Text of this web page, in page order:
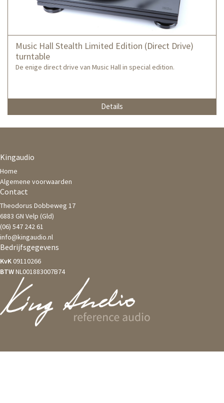
Music Hall Stealth Limited Edition (Direct Drive)
turntable
De enige direct drive van Music Hall in special edition.
Details
Kingaudio
Home
Algemene voorwaarden
Contact
Theodorus Dobbeweg 17
6883 GN Velp (Gld)
(06) 547 242 61
info@kingaudio.nl
Bedrijfsgegevens
KvK09110266
BTWNL001883007B74